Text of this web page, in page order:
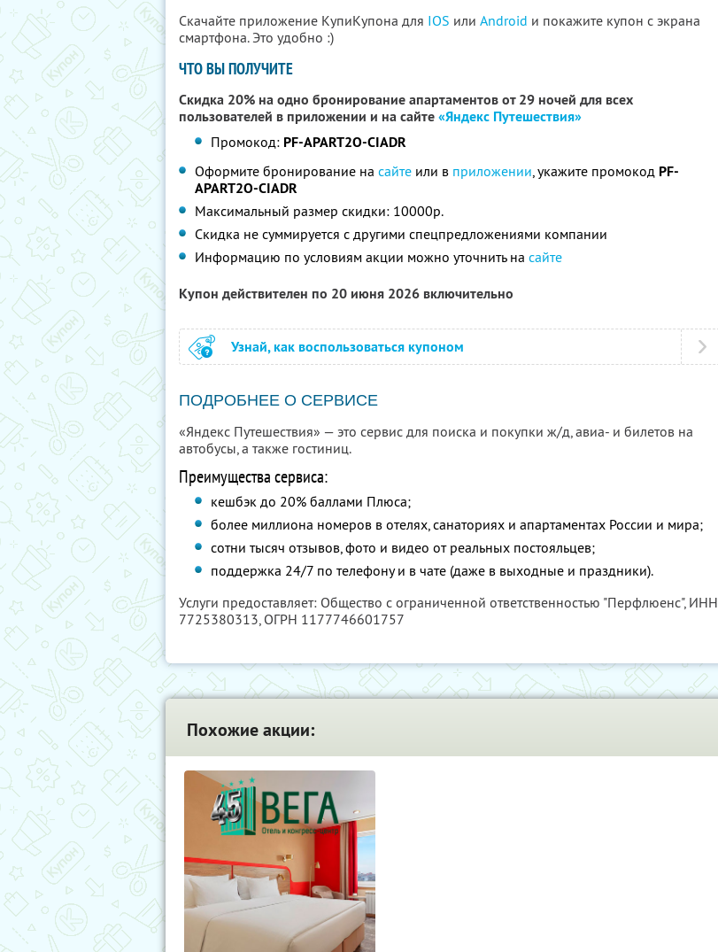
Скачайте приложение КупиКупона для IOS или Android и покажите купон с экрана
смартфона. Это удобно :)
ЧТО ВЫ ПОЛУЧИТЕ
Скидка 20% на одно бронирование апартаментов от 29 ночей для всех
пользователей в приложении и на сайте«Яндекс Путешествия»
Промокод: PF-APART2O-CIADR
Оформите бронирование на сайте или в приложении, укажите промокод PF-
APART2O-CIADR
Максимальный размер скидки: 10000р.
Скидка не суммируется с другими спецпредложениями компании
Информацию по условиям акции можно уточнить на сайте
Купон действителен по 20 июня 2026 включительно
Узнай, как воспользоваться купоном
ПОДРОБНЕЕ О СЕРВИСЕ
«Яндекс Путешествия» — это сервис для поиска и покупки ж/д, авиа- и билетов на
автобусы, а также гостиниц.
Преимущества сервиса:
кешбэк до 20% баллами Плюса;
более миллиона номеров в отелях, санаториях и апартаментах России и мира;
сотни тысяч отзывов, фото и видео от реальных постояльцев;
поддержка 24/7 по телефону и в чате (даже в выходные и праздники).
Услуги предоставляет: Общество с ограниченной ответственностью "Перфлюенс", ИНН
7725380313, ОГРН 1177746601757
Похожие акции: